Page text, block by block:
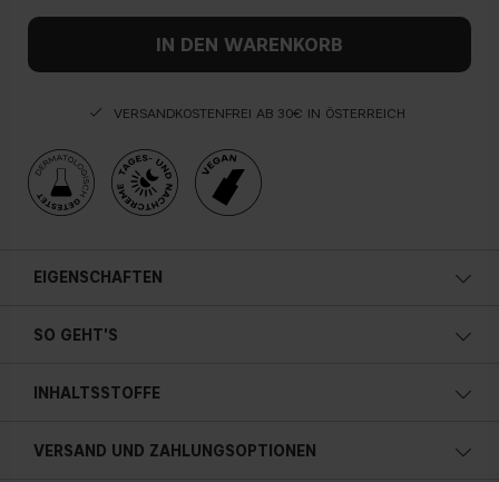
IN DEN WARENKORB
VERSANDKOSTENFREI AB 30€ IN ÖSTERREICH
EIGENSCHAFTEN
SO GEHT'S
INHALTSSTOFFE
VERSAND UND ZAHLUNGSOPTIONEN